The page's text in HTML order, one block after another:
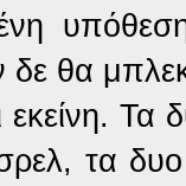
θα
Τα
τα